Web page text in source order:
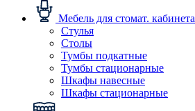
Мебель для стомат. кабинета
Стулья
Столы
Тумбы подкатные
Тумбы стационарные
Шкафы навесные
Шкафы стационарные